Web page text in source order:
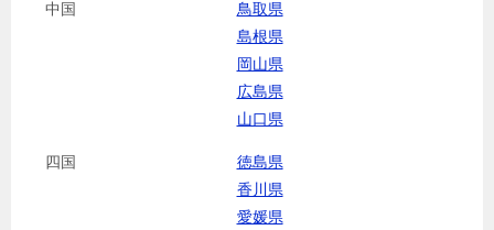
中国
鳥取県
島根県
岡山県
広島県
山口県
四国
徳島県
香川県
愛媛県